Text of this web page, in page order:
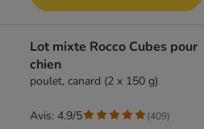
Lot mixte Rocco Cubes pour
chien
poulet, canard (2 x 150 g)
Avis: 4.9/5 (409)